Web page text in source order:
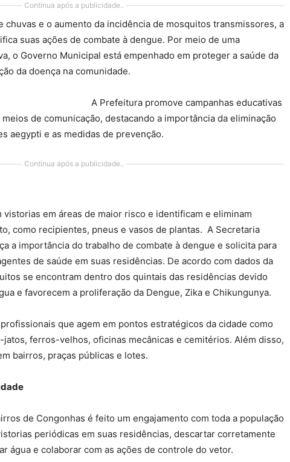
Continua após a publicidade..
chuvas e o aumento da incidência de mosquitos transmissores, a
suas ações de combate à dengue. Por meio de uma
o Governo Municipal está empenhado em proteger a saúde da
da doença na comunidade.
A Prefeitura promove campanhas educativas
de comunicação, destacando a importância da eliminação
aegypti e as medidas de prevenção.
Continua após a publicidade..
vistorias em áreas de maior risco e identificam e eliminam
como recipientes, pneus e vasos de plantas. A Secretaria
a importância do trabalho de combate à dengue e solicita para
de saúde em suas residências. De acordo com dados da
se encontram dentro dos quintais das residências devido
e favorecem a proliferação da Dengue, Zika e Chikungunya.
que agem em pontos estratégicos da cidade como
ferros-velhos, oficinas mecânicas e cemitérios. Além disso,
bairros, praças públicas e lotes.
de Congonhas é feito um engajamento com toda a população
periódicas em suas residências, descartar corretamente
água e colaborar com as ações de controle do vetor.